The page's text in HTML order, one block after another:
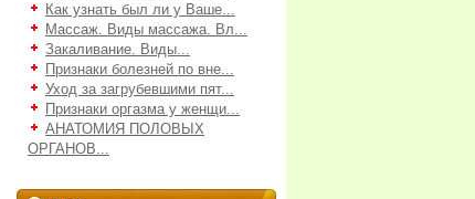
Как узнать был ли у Ваше...
Массаж. Виды массажа. Вл...
Закаливание. Виды...
Признаки болезней по вне...
Уход за загрубевшими пят...
Признаки оргазма у женщи...
АНАТОМИЯ ПОЛОВЫХ
ОРГАНОВ...